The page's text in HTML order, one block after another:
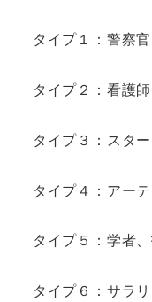
タイプ１：警察
タイプ２：看護
タイプ３：スタ
タイプ４：アー
タイプ５：学者
タイプ６：サラ